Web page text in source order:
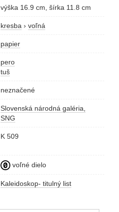
výška 16.9 cm, šírka 11.8 cm
kresba › voľná
papier
pero
tuš
neznačené
Slovenská národná galéria,
SNG
K 509
voľné dielo
Kaleidoskop- titulný list